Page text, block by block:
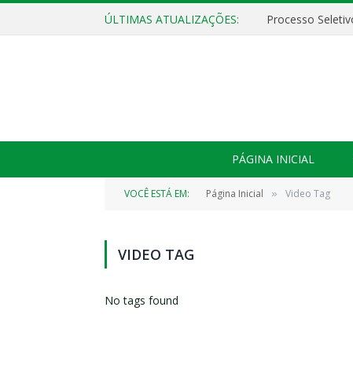
ÚLTIMAS ATUALIZAÇÕES:
PÁGINA INICIAL
VOCÊ ESTÁ EM: Página Inicial » Video Tag
VIDEO TAG
No tags found